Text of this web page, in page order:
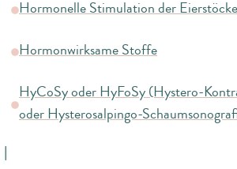
Hormonelle Stimulation der Eierstöcke
Hormonwirksame Stoffe
HyCoSy oder HyFoSy (Hystero-
oder Hysterosalpingo-
I